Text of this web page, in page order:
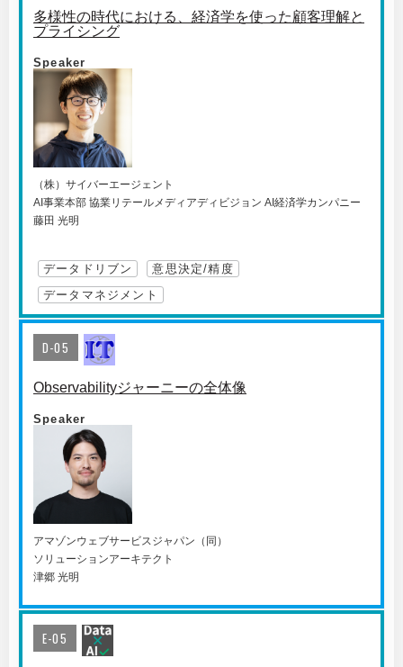
多様性の時代における、経済学を使った顧客理解と
プライシング
Speaker
（株）サイバーエージェント
AI事業本部 協業リテールメディアディビジョン AI経済学カンパニー
藤田 光明
データドリブン
意思決定/精度
データマネジメント
D-05
Observabilityジャーニーの全体像
Speaker
アマゾンウェブサービスジャパン（同）
ソリューションアーキテクト
津郷 光明
E-05